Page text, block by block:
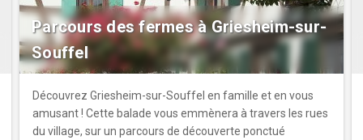
Parcours des fermes à Griesheim-sur-
Souffel
Découvrez Griesheim-sur-Souffel en famille et en vous
amusant ! Cette balade vous emmènera à travers les rues
du village, sur un parcours de découverte ponctué